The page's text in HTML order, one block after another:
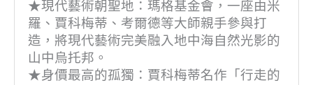
★現代藝術朝聖地：瑪格基金會，一座由米
羅、賈科梅蒂、考爾德等大師親手參與打
造，將現代藝術完美融入地中海自然光影的
山中烏托邦。
★身價最高的孤獨：賈科梅蒂名作「行走的